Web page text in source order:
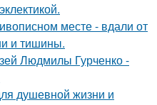
месте - вдали от
и тишины.
Людмилы Гурченко -
душевной жизни и